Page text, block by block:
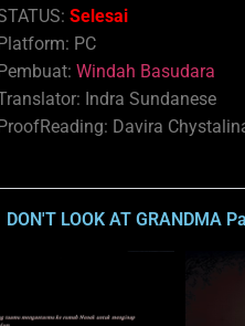
Selesai
PC
Windah Basudara
Indra Sundanese
Davira
DON'T LOOK AT GRANDMA